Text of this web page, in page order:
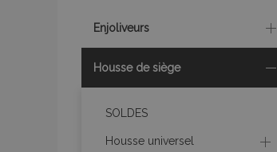
Enjoliveurs
Housse de siège
SOLDES
Housse universel